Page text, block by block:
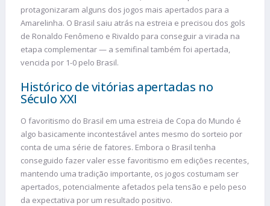
protagonizaram alguns dos jogos mais apertados para a
Amarelinha. O Brasil saiu atrás na estreia e precisou dos gols
de Ronaldo Fenômeno e Rivaldo para conseguir a virada na
etapa complementar — a semifinal também foi apertada,
vencida por 1-0 pelo Brasil.
Histórico de vitórias apertadas no
Século XXI
O favoritismo do Brasil em uma estreia de Copa do Mundo é
algo basicamente incontestável antes mesmo do sorteio por
conta de uma série de fatores. Embora o Brasil tenha
conseguido fazer valer esse favoritismo em edições recentes,
mantendo uma tradição importante, os jogos costumam ser
apertados, potencialmente afetados pela tensão e pelo peso
da expectativa por um resultado positivo.